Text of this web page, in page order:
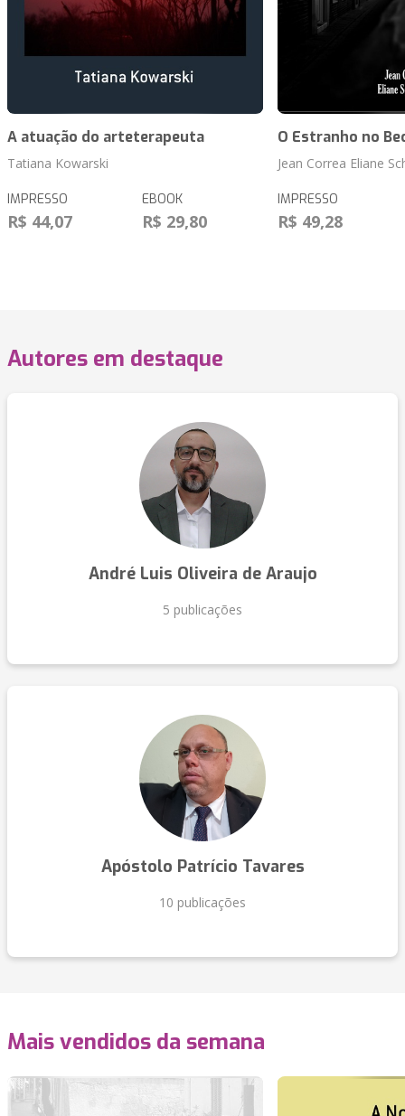
A atuação do arteterapeuta
Tatiana Kowarski
IMPRESSO
R$ 44,07
EBOOK
R$ 29,80
O Estranho no
Jean Correa Eliane
IMPRESSO
R$ 49,28
Autores em destaque
André Luis Oliveira de Araujo
5 publicações
Apóstolo Patrício Tavares
10 publicações
Mais vendidos da semana